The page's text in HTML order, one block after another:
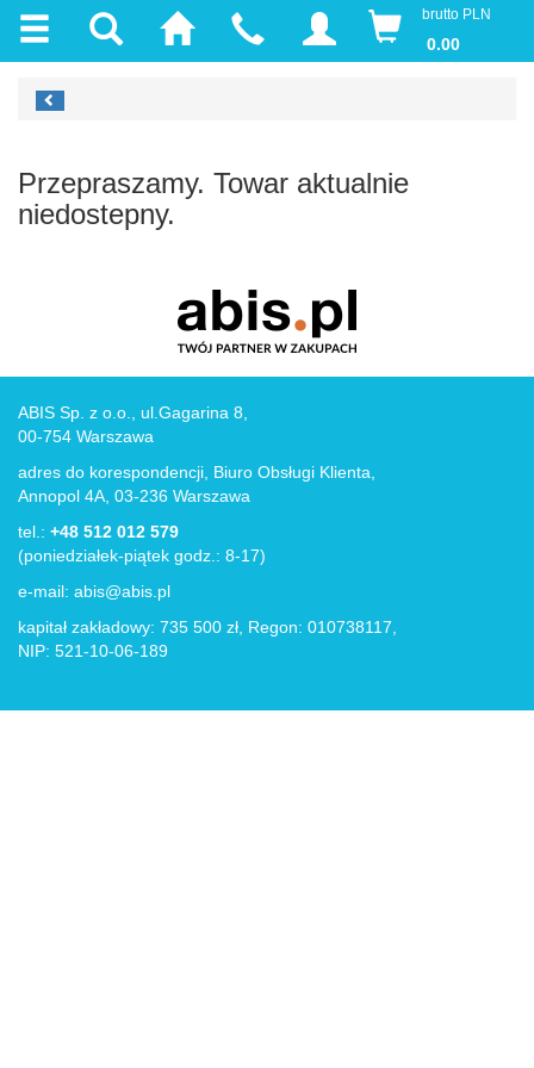
brutto PLN
0.00
Przepraszamy. Towar aktualnie
niedostepny.
ABIS Sp. z o.o., ul.Gagarina 8,
00-754 Warszawa
adres do korespondencji, Biuro Obsługi Klienta,
Annopol 4A, 03-236 Warszawa
tel.: +48 512 012 579
(poniedziałek-piątek godz.: 8-17)
e-mail: abis@abis.pl
kapitał zakładowy: 735 500 zł, Regon: 010738117,
NIP: 521-10-06-189